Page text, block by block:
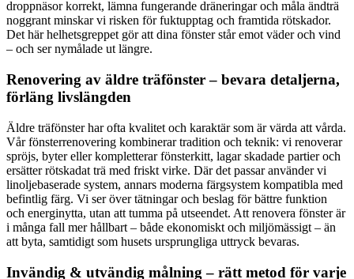
droppnäsor korrekt, lämna fungerande dräneringar och måla ändträ
noggrant minskar vi risken för fuktupptag och framtida rötskador.
Det här helhetsgreppet gör att dina fönster står emot väder och vind
– och ser nymålade ut längre.
Renovering av äldre träfönster – bevara detaljerna,
förläng livslängden
Äldre träfönster har ofta kvalitet och karaktär som är värda att vårda.
Vår fönsterrenovering kombinerar tradition och teknik: vi renoverar
spröjs, byter eller kompletterar fönsterkitt, lagar skadade partier och
ersätter rötskadat trä med friskt virke. Där det passar använder vi
linoljebaserade system, annars moderna färgsystem kompatibla med
befintlig färg. Vi ser över tätningar och beslag för bättre funktion
och energinytta, utan att tumma på utseendet. Att renovera fönster är
i många fall mer hållbart – både ekonomiskt och miljömässigt – än
att byta, samtidigt som husets ursprungliga uttryck bevaras.
Invändig & utvändig målning – rätt metod för varje